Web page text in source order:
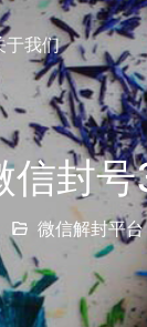
于我们
信封
微信解封平台